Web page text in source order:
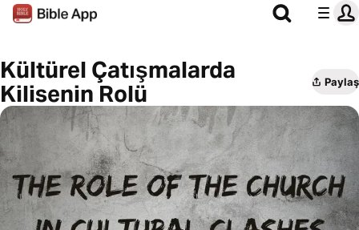
Kültürel Çatışmalarda
Kilisenin Rolü
Paylaş